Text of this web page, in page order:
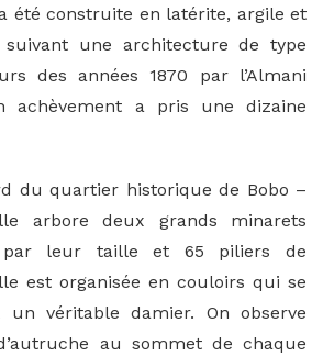
été construite en latérite, argile et
une architecture de type
des années 1870 par l’Almani
achèvement a pris une dizaine
du quartier historique de Bobo –
arbore deux grands minarets
par leur taille et 65 piliers de
est organisée en couloirs qui se
un véritable damier. On observe
au sommet de chaque